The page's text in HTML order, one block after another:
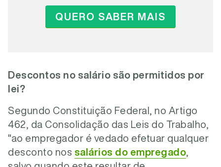
QUERO SABER MAIS
Descontos no salário são permitidos por
lei?
Segundo Constituição Federal, no Artigo
462, da Consolidação das Leis do Trabalho,
"ao empregador é vedado efetuar qualquer
desconto nos salários do empregado